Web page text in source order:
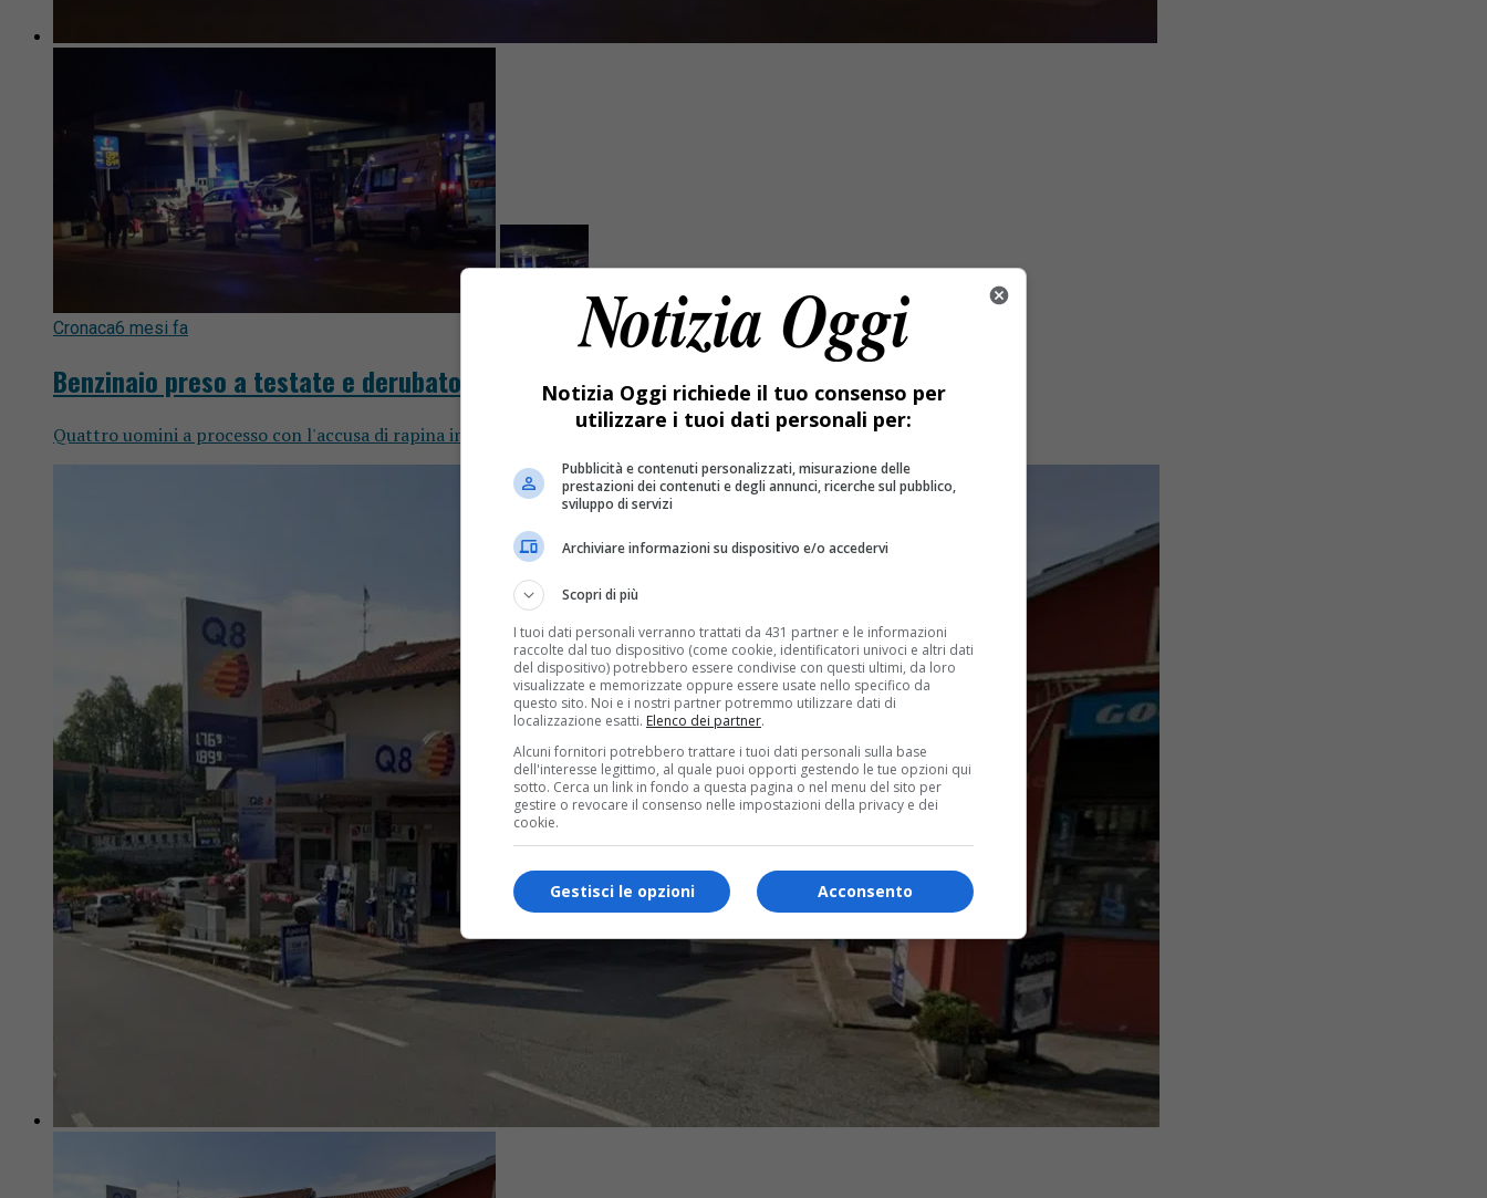
Cronaca6 mesi fa
Benzinaio preso a testate e derubato di 3mila euro
Quattro uomini a processo con l'accusa di rapina in concorso.
Notizia Oggi richiede il tuo consenso per
utilizzare i tuoi dati personali per:
Pubblicità e contenuti personalizzati, misurazione delle
prestazioni dei contenuti e degli annunci, ricerche sul pubblico,
sviluppo di servizi
Archiviare informazioni su dispositivo e/o accedervi
Scopri di più
I tuoi dati personali verranno trattati da 431 partner e le informazioni
raccolte dal tuo dispositivo (come cookie, identificatori univoci e altri dati
del dispositivo) potrebbero essere condivise con questi ultimi, da loro
visualizzate e memorizzate oppure essere usate nello specifico da
questo sito. Noi e i nostri partner potremmo utilizzare dati di
localizzazione esatti. Elenco dei partner.
Alcuni fornitori potrebbero trattare i tuoi dati personali sulla base
dell'interesse legittimo, al quale puoi opporti gestendo le tue opzioni qui
sotto. Cerca un link in fondo a questa pagina o nel menu del sito per
gestire o revocare il consenso nelle impostazioni della privacy e dei
cookie.
Acconsento
Gestisci le opzioni